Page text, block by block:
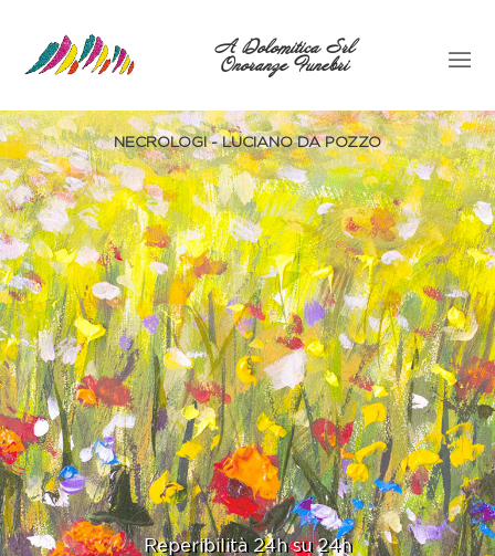
A Dolomitica Srl
Onoranze Funebri
Reperibilità 24h su 24h
NECROLOGI - LUCIANO DA POZZO